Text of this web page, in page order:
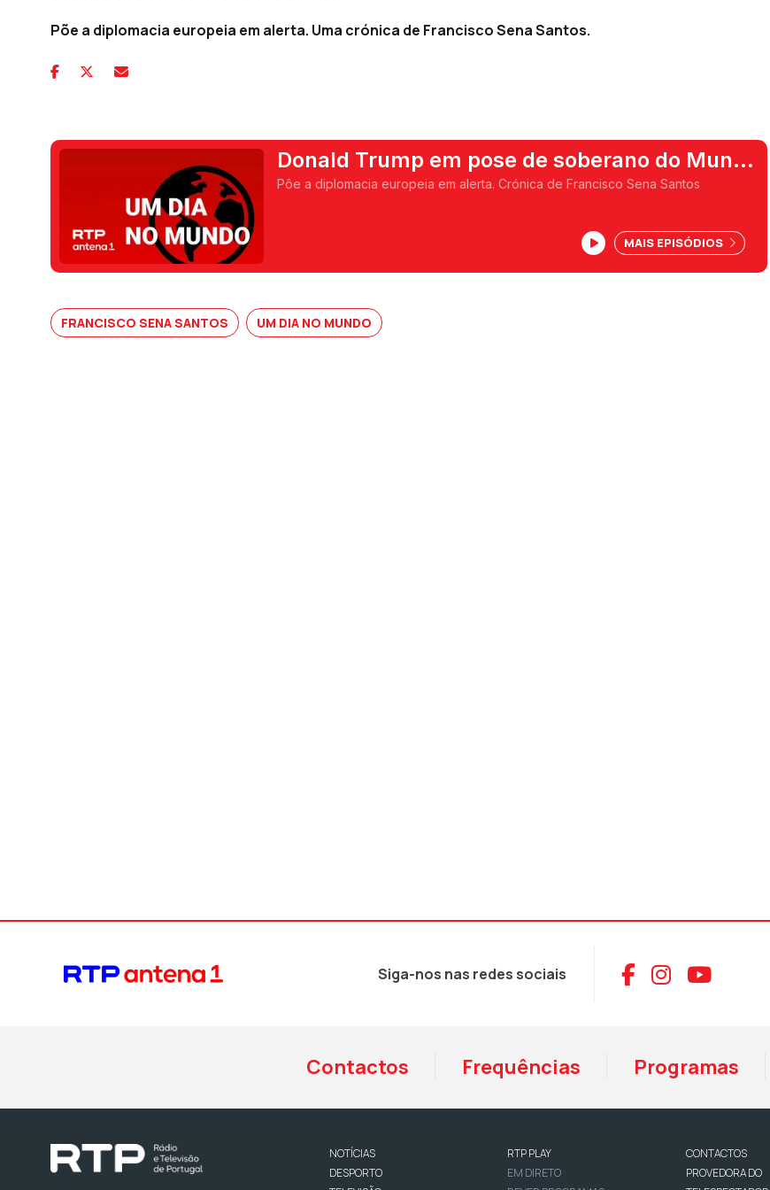
Põe a diplomacia europeia em alerta. Uma crónica de Francisco Sena Santos.
Donald Trump em pose de soberano do Mundo
Ocidental
Pôe a diplomacia europeia em alerta. Crónica de Francisco Sena Santos
MAIS EPISÓDIOS
FRANCISCO SENA SANTOS UM DIA NO MUNDO
Siga-nos nas redes sociais Aceder ao
Aceder
Contactos Frequências Programas
NOTÍCIAS
DESPORTO
RTP PLAY
EM DIRETO
CONTACTOS
PROVEDORA DO